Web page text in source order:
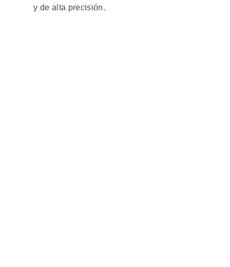
y de alta precisión.